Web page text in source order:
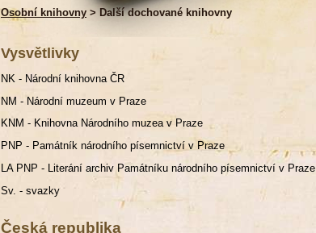
Osobní knihovny > Další dochované knihovny
Vysvětlivky
NK - Národní knihovna ČR
NM - Národní muzeum v Praze
KNM - Knihovna Národního muzea v Praze
PNP - Památník národního písemnictví v Praze
LA PNP - Literání archiv Památníku národního písemnictví v Praze
Sv. - svazky
Česká republika